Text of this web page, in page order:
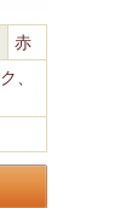
赤
、